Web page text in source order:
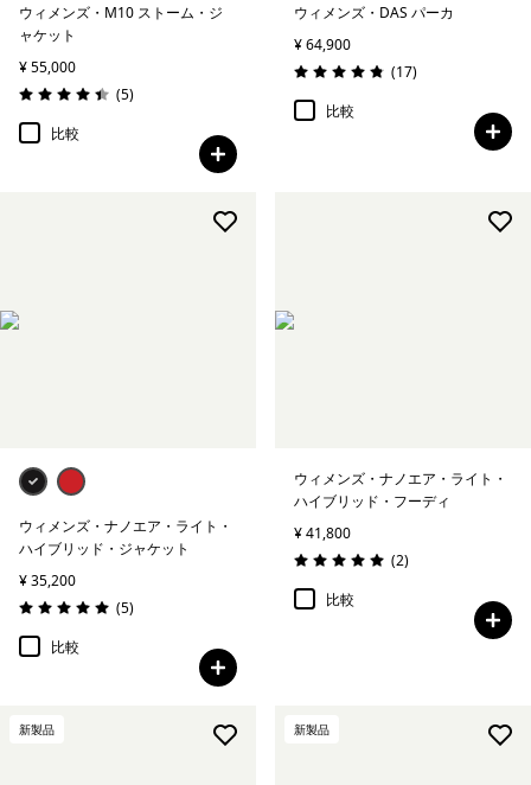
ウィメンズ・M10 ストーム・ジ
ャケット
¥ 55,000
評価: 4.4 / 5
(5レビュー
)
比較
ウィメンズ・DAS パーカ
¥ 64,900
評価: 4.8 / 5
(17レビュー
)
比較
ウィメンズ・ナノエア・ライト・
ハイブリッド・ジャケット
¥ 35,200
評価: 5.0 / 5
(5レビュー
)
比較
ウィメンズ・ナノエア・ライト・
ハイブリッド・フーディ
¥ 41,800
評価: 5.0 / 5
(2レビュー
)
比較
新製品 新製品